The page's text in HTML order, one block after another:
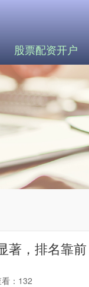
股票配资开户
著，排名靠前
：132